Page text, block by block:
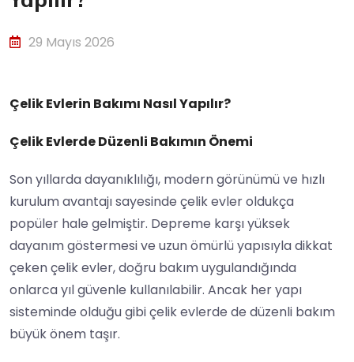
29 Mayıs 2026
Çelik Evlerin Bakımı Nasıl Yapılır?
Çelik Evlerde Düzenli Bakımın Önemi
Son yıllarda dayanıklılığı, modern görünümü ve hızlı
kurulum avantajı sayesinde çelik evler oldukça
popüler hale gelmiştir. Depreme karşı yüksek
dayanım göstermesi ve uzun ömürlü yapısıyla dikkat
çeken çelik evler, doğru bakım uygulandığında
onlarca yıl güvenle kullanılabilir. Ancak her yapı
sisteminde olduğu gibi çelik evlerde de düzenli bakım
büyük önem taşır.